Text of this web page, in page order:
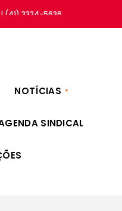
(41) 3324-5636
NOTÍCIAS
SINDICAL